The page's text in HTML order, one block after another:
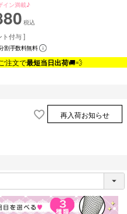
イン満載♪
税込
ト付与 ]
割手数料無料
注文で最短当日出荷🚚💨
再入荷お知らせ